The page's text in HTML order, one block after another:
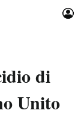
di
Unito